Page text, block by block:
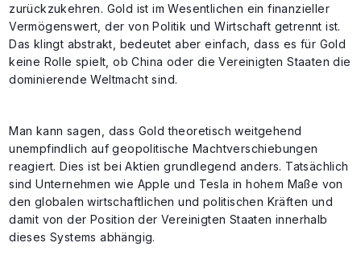
zurückzukehren. Gold ist im Wesentlichen ein finanzieller
Vermögenswert, der von Politik und Wirtschaft getrennt ist.
Das klingt abstrakt, bedeutet aber einfach, dass es für Gold
keine Rolle spielt, ob China oder die Vereinigten Staaten die
dominierende Weltmacht sind.
Man kann sagen, dass Gold theoretisch weitgehend
unempfindlich auf geopolitische Machtverschiebungen
reagiert. Dies ist bei Aktien grundlegend anders. Tatsächlich
sind Unternehmen wie Apple und Tesla in hohem Maße von
den globalen wirtschaftlichen und politischen Kräften und
damit von der Position der Vereinigten Staaten innerhalb
dieses Systems abhängig.